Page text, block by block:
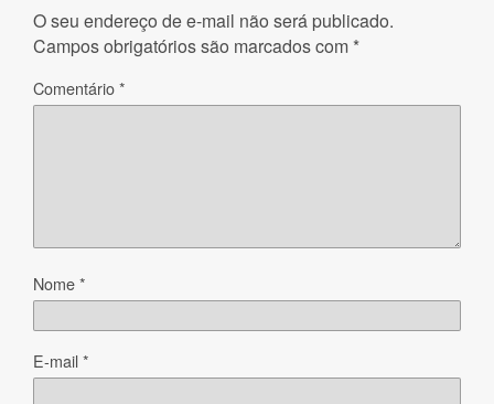
O seu endereço de e-mail não será publicado.
Campos obrigatórios são marcados com *
Comentário*
Nome*
E-mail*